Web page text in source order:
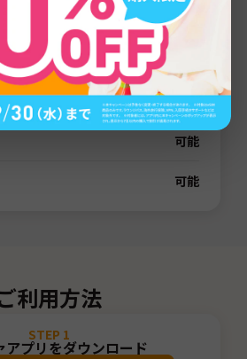
無制限
3日間 /7日間/15日間 /31日間/60日間
なし
可能
可能
利用方法
STEP 1
アプリをダウンロード